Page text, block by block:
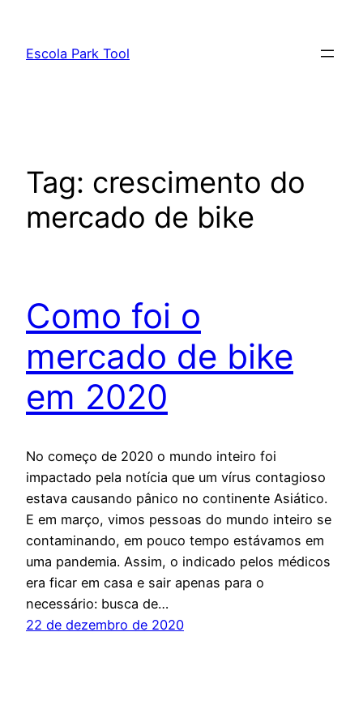
Escola Park Tool
Tag: crescimento do
mercado de bike
Como foi o
mercado de bike
em 2020
No começo de 2020 o mundo inteiro foi
impactado pela notícia que um vírus contagioso
estava causando pânico no continente Asiático.
E em março, vimos pessoas do mundo inteiro se
contaminando, em pouco tempo estávamos em
uma pandemia. Assim, o indicado pelos médicos
era ficar em casa e sair apenas para o
necessário: busca de…
22 de dezembro de 2020